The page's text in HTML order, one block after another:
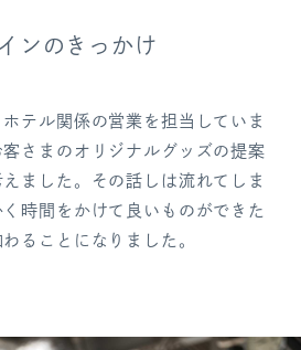
ンのきっかけ
テル関係の営業を担当していま
さまのオリジナルグッズの提案
ました。その話しは流れてしま
時間をかけて良いものができた
ることになりました。